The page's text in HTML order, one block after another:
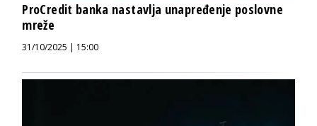
ProCredit banka nastavlja unapređenje poslovne
mreže
31/10/2025 | 15:00